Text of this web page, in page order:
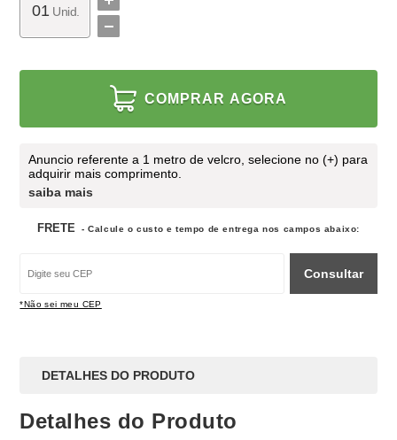
Unid.
COMPRAR AGORA
Anuncio referente a 1 metro de velcro, selecione no (+) para
adquirir mais comprimento.
saiba mais
FRETE - Calcule o custo e tempo de entrega nos campos abaixo:
Consultar
*Não sei meu CEP
DETALHES DO PRODUTO
Detalhes do Produto